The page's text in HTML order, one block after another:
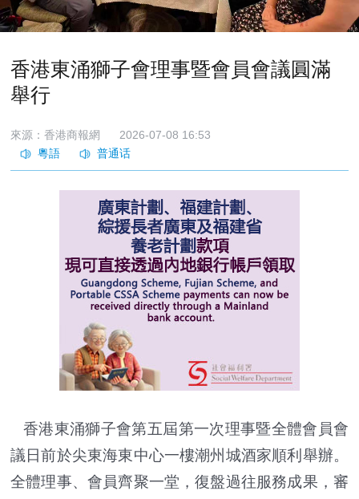
香港東涌獅子會理事暨會員會議圓滿
舉行
來源：香港商報網 2026-07-08 16:53
香港東涌獅子會第五屆第一次理事暨全體會員會
議日前於尖東海東中心一樓潮州城酒家順利舉辦。
全體理事、會員齊聚一堂，復盤過往服務成果，審